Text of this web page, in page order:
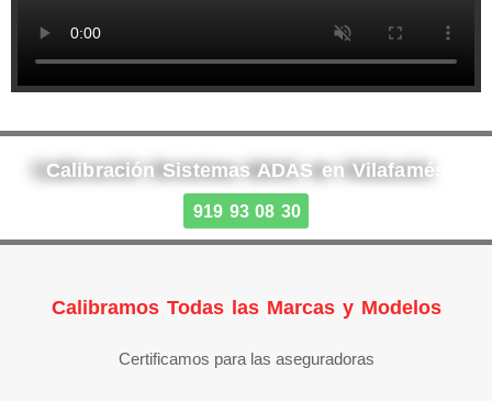
Calibración Sistemas ADAS en Vilafamés
919 93 08 30
Calibramos Todas las Marcas y Modelos
Certificamos para las aseguradoras